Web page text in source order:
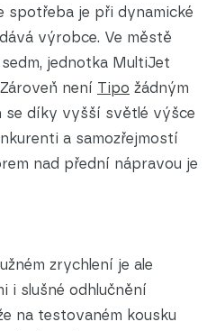
spotřeba je při dynamické
výrobce. Ve městě
jednotka MultiJet
není Tipo žádným
se díky vyšší světlé výšce
a samozřejmostí
nad přední nápravou je
zrychlení je ale
i slušné odhlučnění
na testovaném kousku